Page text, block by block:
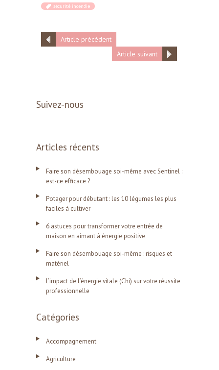
sécurité incendie
Article précédent
Article suivant
Suivez-nous
Articles récents
Faire son désembouage soi-même avec Sentinel :
est-ce efficace ?
Potager pour débutant : les 10 légumes les plus
faciles à cultiver
6 astuces pour transformer votre entrée de
maison en aimant à énergie positive
Faire son désembouage soi-même : risques et
matériel
L’impact de l’énergie vitale (Chi) sur votre réussite
professionnelle
Catégories
Accompagnement
Agriculture